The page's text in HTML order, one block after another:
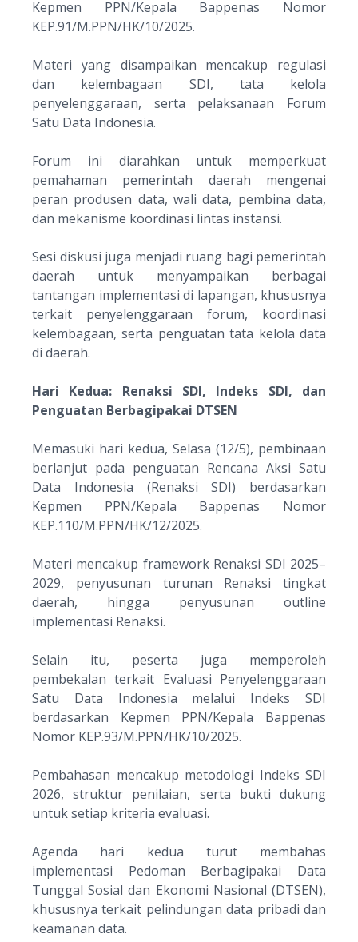
Kepmen PPN/Kepala Bappenas Nomor
KEP.91/M.PPN/HK/10/2025.
Materi yang disampaikan mencakup regulasi
dan kelembagaan SDI, tata kelola
penyelenggaraan, serta pelaksanaan Forum
Satu Data Indonesia.
Forum ini diarahkan untuk memperkuat
pemahaman pemerintah daerah mengenai
peran produsen data, wali data, pembina data,
dan mekanisme koordinasi lintas instansi.
Sesi diskusi juga menjadi ruang bagi pemerintah
daerah untuk menyampaikan berbagai
tantangan implementasi di lapangan, khususnya
terkait penyelenggaraan forum, koordinasi
kelembagaan, serta penguatan tata kelola data
di daerah.
Hari Kedua: Renaksi SDI, Indeks SDI, dan
Penguatan Berbagipakai DTSEN
Memasuki hari kedua, Selasa (12/5), pembinaan
berlanjut pada penguatan Rencana Aksi Satu
Data Indonesia (Renaksi SDI) berdasarkan
Kepmen PPN/Kepala Bappenas Nomor
KEP.110/M.PPN/HK/12/2025.
Materi mencakup frameworkRenaksi SDI 2025–
2029, penyusunan turunan Renaksi tingkat
daerah, hingga penyusunan outline
implementasi Renaksi.
Selain itu, peserta juga memperoleh
pembekalan terkait Evaluasi Penyelenggaraan
Satu Data Indonesia melalui Indeks SDI
berdasarkan Kepmen PPN/Kepala Bappenas
Nomor KEP.93/M.PPN/HK/10/2025.
Pembahasan mencakup metodologi Indeks SDI
2026, struktur penilaian, serta bukti dukung
untuk setiap kriteria evaluasi.
Agenda hari kedua turut membahas
implementasi Pedoman Berbagipakai Data
Tunggal Sosial dan Ekonomi Nasional (DTSEN),
khususnya terkait pelindungan data pribadi dan
keamanan data.